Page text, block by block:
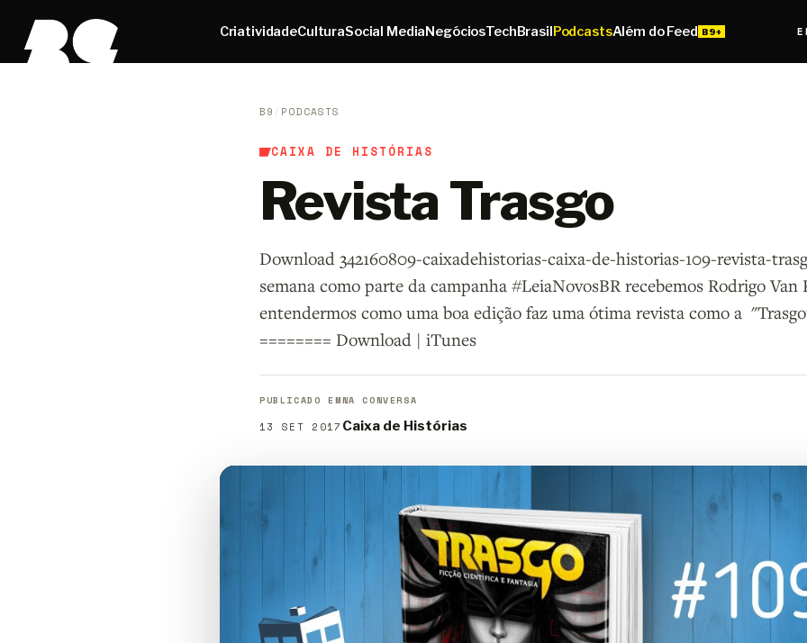
CriatividadeCulturaSocial MediaNegóciosTechBrasilPodcastsAlém do Feed
B9 / PODCASTS
CAIXA DE HISTÓRIAS
Revista Trasgo
Download 342160809-caixadehistorias-caixa-de-historias-109-revista-
semana como parte da campanha #LeiaNovosBR recebemos Rodrigo Van
entendermos como uma boa edição faz uma ótima revista como a
======== Download | iTunes
PUBLICADO EM
13 SET 2017
NA CONVERSA
Caixa de Histórias